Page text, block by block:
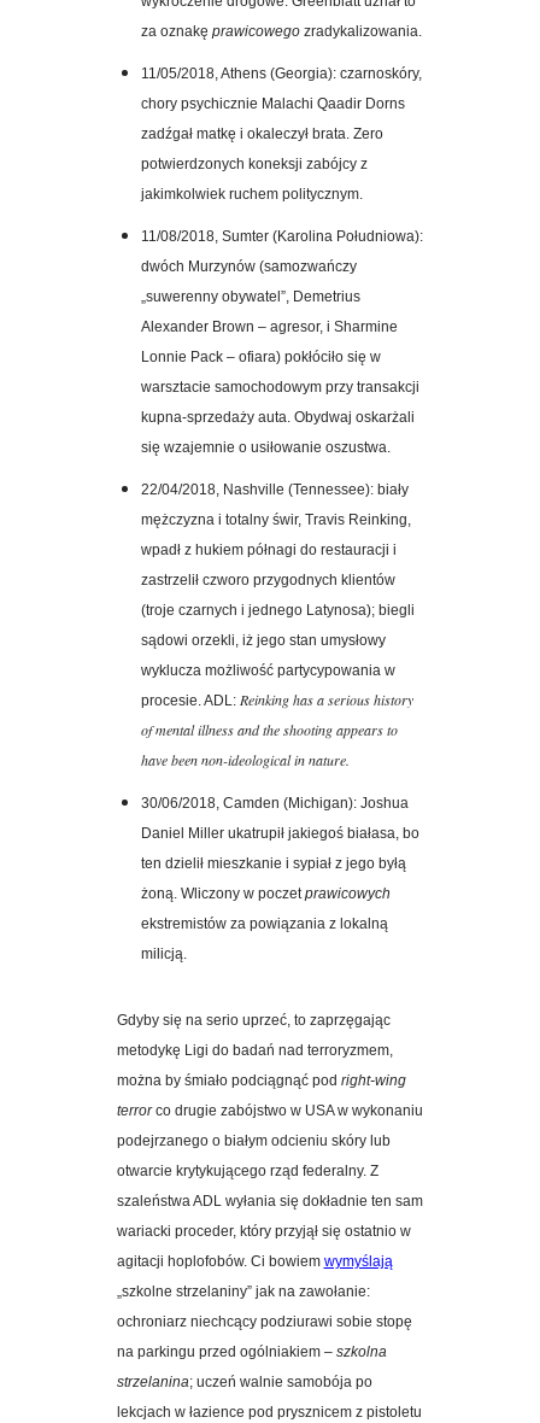
za oznakę prawicowegozradykalizowania.
11/05/2018,Athens(Georgia): czarnoskóry,
chory psychicznie Malachi Qaadir Dorns
zadźgał matkę i okaleczył brata. Zero
potwierdzonych koneksji zabójcy z
jakimkolwiek ruchem politycznym.
11/08/2018, Sumter (Karolina Południowa):
dwóch Murzynów (samozwańczy
„suwerenny obywatel”, Demetrius
Alexander Brown – agresor, i Sharmine
Lonnie Pack – ofiara) pokłóciło się w
warsztacie samochodowym przy transakcji
kupna-sprzedaży auta. Obydwaj oskarżali
się wzajemnie o usiłowanie oszustwa.
22/04/2018, Nashville (Tennessee): biały
mężczyzna i totalny świr, Travis Reinking,
wpadł z hukiem półnagi do restauracji i
zastrzelił czworo przygodnych klientów
(troje czarnych i jednego Latynosa); biegli
sądowi orzekli, iż jego stan umysłowy
wyklucza możliwość partycypowania w
procesie. ADL: Reinking has a serious history
ofmental illness and the shooting appears to
have been non-ideological in nature.
30/06/2018, Camden (Michigan): Joshua
Daniel Miller ukatrupił jakiegoś białasa, bo
ten dzielił mieszkanie i sypiał z jego byłą
żoną. Wliczony w poczetprawicowych
ekstremistów za powiązania z lokalną
milicją.
Gdyby się na serio uprzeć, to zaprzęgając
metodykę Ligi do badań nad terroryzmem,
można by śmiało podciągnąć pod right-wing
terrorco drugie zabójstwo w USAw wykonaniu
podejrzanego o białym odcieniu skóry lub
otwarcie krytykującego rząd federalny. Z
szaleństwa ADL wyłania się dokładnie ten sam
wariacki proceder, który przyjął się ostatnio w
agitacji hoplofobów. Ci bowiem wymyślają
„szkolne strzelaniny” jak na zawołanie:
ochroniarz niechcący podziurawi sobie stopę
na parkingu przed ogólniakiem – szkolna
strzelanina; uczeń walnie samobója po
lekcjach w łazience pod prysznicem z pistoletu